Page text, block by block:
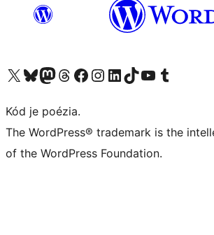
Navštívte náš účet na X (predtým Twitter)
Navštívte náš účet na platforme Bluesky
Navštívte náš účet na Mastodone
Navštívte náš účet na platforme Threads
Navštívte našu stránku na Facebooku
Navštívte náš účet Instagram
Navštívte náš účet LinkedIn
Navštívte náš účet na platforme TikTok
Navštívte náš kanál YouTube
Navštívte náš účet na platforme Tumblr
Kód je poézia.
The WordPress® trademark is the
of the WordPress Foundation.